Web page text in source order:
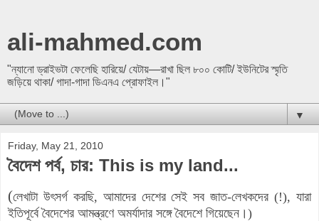
ali-mahmed.com
"ন্যানো ড্রাইভটা ফেলেছি হারিয়ে/ যেটায়—রাখা ছিল ৮০০ কোটি/ ইউনিটের স্মৃতি
জড়িয়ে থাকা/ গাদা-গাদা ডিএনএ প্রোফাইল।"
▼
Friday, May 21, 2010
বৈদেশ পর্ব, চার: This is my land...
(লেখাটা উৎসর্গ করছি, আমাদের দেশের সেই সব জাত-লেখকদের (!), যারা
ইতিপূর্বে বৈদেশের আমন্ত্রণে অমর্যাদার সঙ্গে বৈদেশে গিয়েছেন।)